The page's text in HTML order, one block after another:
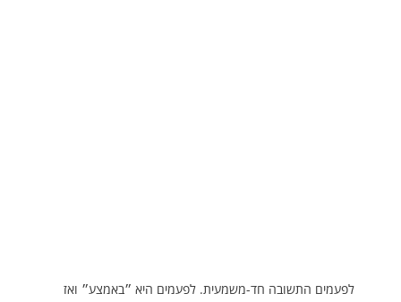
לפעמים התשובה חד-משמעית. לפעמים היא ״באמצע״ ואז